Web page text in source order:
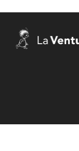
Se
Se
La Colombe,
Voir
Dans cette